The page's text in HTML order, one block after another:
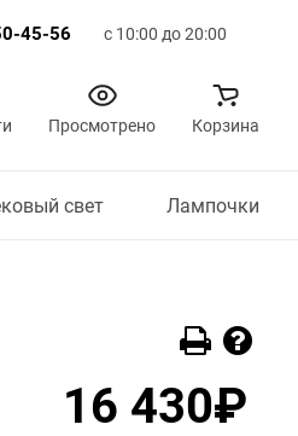
45-56 с 10:00 до 20:00
Просмотрено Корзина
свет Лампочки
16 430₽